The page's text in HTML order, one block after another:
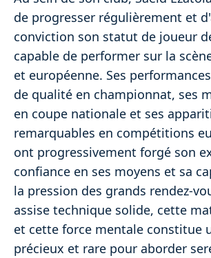
de progresser régulièrement et
conviction son statut de joueur
capable de performer sur la
et européenne. Ses
de qualité en championnat, ses
en coupe nationale et ses
remarquables en compétitions
ont progressivement forgé son
confiance en ses moyens et sa
la pression des grands rendez-
assise technique solide, cette
et cette force mentale constitue
précieux et rare pour aborder